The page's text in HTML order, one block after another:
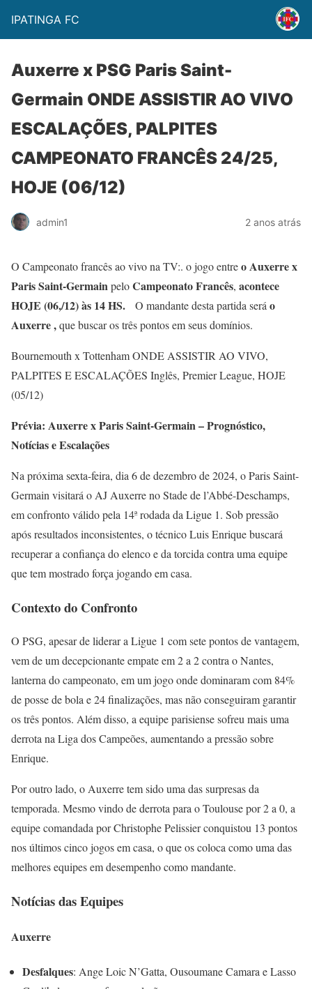
IPATINGA FC
Auxerre x PSG Paris Saint-
Germain ONDE ASSISTIR AO VIVO
ESCALAÇÕES, PALPITES
CAMPEONATO FRANCÊS 24/25,
HOJE (06/12)
admin1 2 anos atrás
O Campeonato francês ao vivo na TV:. o jogo entreo Auxerre x
Paris Saint-GermainpeloCampeonato Francês, acontece
HOJE (06,/12) às 14 HS. O mandante desta partida será o
Auxerre ,que buscar os três pontos em seus domínios.
Bournemouth x Tottenham ONDE ASSISTIR AO VIVO,
PALPITES E ESCALAÇÕES Inglês, Premier League, HOJE
(05/12)
Prévia: Auxerre x Paris Saint-Germain – Prognóstico,
Notícias e Escalações
Na próxima sexta-feira, dia 6 de dezembro de 2024, o Paris Saint-
Germain visitará o AJ Auxerre no Stade de l’Abbé-Deschamps,
em confronto válido pela 14ª rodada da Ligue 1. Sob pressão
após resultados inconsistentes, o técnico Luis Enrique buscará
recuperar a confiança do elenco e da torcida contra uma equipe
que tem mostrado força jogando em casa.
Contexto do Confronto
O PSG, apesar de liderar a Ligue 1 com sete pontos de vantagem,
vem de um decepcionante empate em 2 a 2 contra o Nantes,
lanterna do campeonato, em um jogo onde dominaram com 84%
de posse de bola e 24 finalizações, mas não conseguiram garantir
os três pontos. Além disso, a equipe parisiense sofreu mais uma
derrota na Liga dos Campeões, aumentando a pressão sobre
Enrique.
Por outro lado, o Auxerre tem sido uma das surpresas da
temporada. Mesmo vindo de derrota para o Toulouse por 2 a 0, a
equipe comandada por Christophe Pelissier conquistou 13 pontos
nos últimos cinco jogos em casa, o que os coloca como uma das
melhores equipes em desempenho como mandante.
Notícias das Equipes
Auxerre
Desfalques: Ange Loic N’Gatta, Ousoumane Camara e Lasso